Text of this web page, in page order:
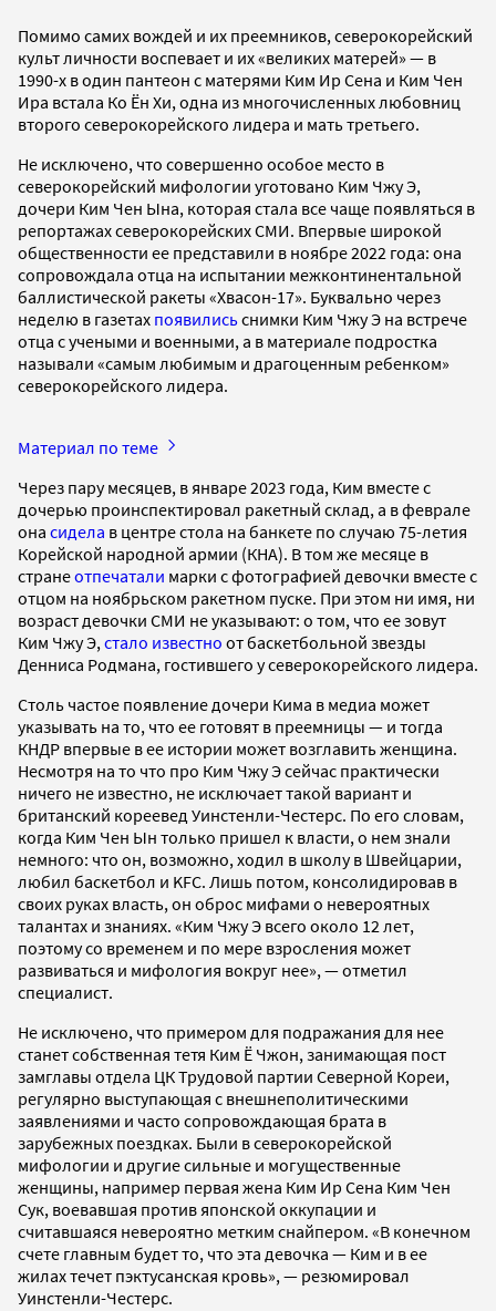
Помимо самих вождей и их преемников, северокорейский
культ личности воспевает и их «великих матерей» — в
1990-х в один пантеон с матерями Ким Ир Сена и Ким Чен
Ира встала Ко Ён Хи, одна из многочисленных любовниц
второго северокорейского лидера и мать третьего.
Не исключено, что совершенно особое место в
северокорейский мифологии уготовано Ким Чжу Э,
дочери Ким Чен Ына, которая стала все чаще появляться в
репортажах северокорейских СМИ. Впервые широкой
общественности ее представили в ноябре 2022 года: она
сопровождала отца на испытании межконтинентальной
баллистической ракеты «Хвасон-17». Буквально через
неделю в газетах появилисьснимки Ким Чжу Э на встрече
отца с учеными и военными, а в материале подростка
называли «самым любимым и драгоценным ребенком»
северокорейского лидера.
Материал по теме
Через пару месяцев, в январе 2023 года, Ким вместе с
дочерью проинспектировал ракетный склад, а в феврале
она сидела в центре стола на банкете по случаю 75-летия
Корейской народной армии (КНА). В том же месяце в
странеотпечатали марки с фотографией девочки вместе с
отцом на ноябрьском ракетном пуске. При этом ни имя, ни
возраст девочки СМИ не указывают: о том, что ее зовут
Ким Чжу Э,стало известно от баскетбольной звезды
Денниса Родмана, гостившего у северокорейского лидера.
Столь частое появление дочери Кима в медиа может
указывать на то, что ее готовят в преемницы — и тогда
КНДР впервые в ее истории может возглавить женщина.
Несмотря на то что про Ким Чжу Э сейчас практически
ничего не известно, не исключает такой вариант и
британский кореевед Уинстенли-Честерс. По его словам,
когда Ким Чен Ын только пришел к власти, о нем знали
немного: что он, возможно, ходил в школу в Швейцарии,
любил баскетбол и KFC. Лишь потом, консолидировав в
своих руках власть, он оброс мифами о невероятных
талантах и знаниях. «Ким Чжу Э всего около 12 лет,
поэтому со временем и по мере взросления может
развиваться и мифология вокруг нее», — отметил
специалист.
Не исключено, что примером для подражания для нее
станет собственная тетя Ким Ё Чжон, занимающая пост
замглавы отдела ЦК Трудовой партии Северной Кореи,
регулярно выступающая с внешнеполитическими
заявлениями и часто сопровождающая брата в
зарубежных поездках. Были в северокорейской
мифологии и другие сильные и могущественные
женщины, например первая жена Ким Ир Сена Ким Чен
Сук, воевавшая против японской оккупации и
считавшаяся невероятно метким снайпером. «В конечном
счете главным будет то, что эта девочка — Ким и в ее
жилах течет пэктусанская кровь», — резюмировал
Уинстенли-Честерс.